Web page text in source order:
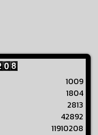
1009
1804
2813
42892
11910208